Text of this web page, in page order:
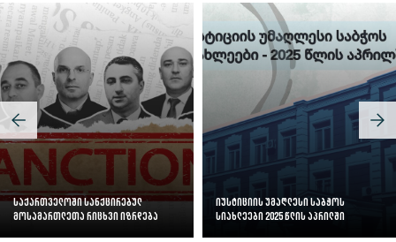
საქართველოში სანქცირებულ
მოსამართლეთა რიცხვი იზრდება
იუსტიციის უმაღლესი საბჭოს
სიახლეები 2025 წლის აპრილში